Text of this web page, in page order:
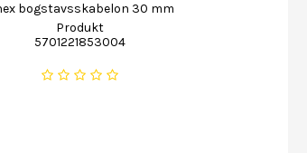
bogstavsskabelon 30 mm
Produkt
5701221853004